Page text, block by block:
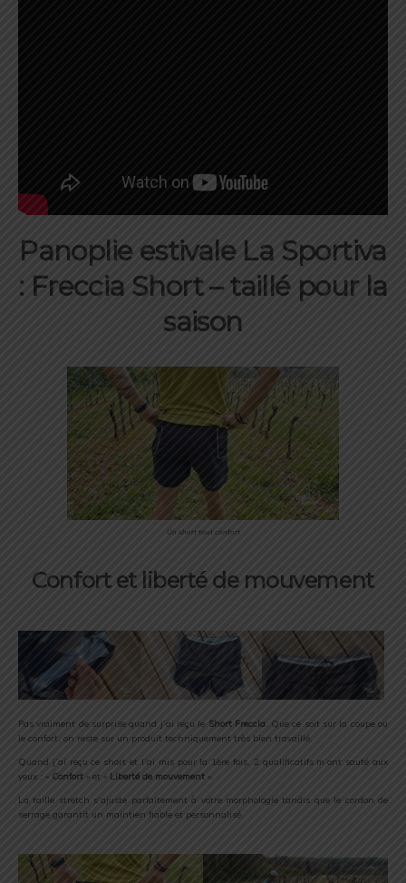
Panoplie estivale La Sportiva
: Freccia Short – taillé pour la
saison
Un short tout confort
Confort et liberté de mouvement
Pas vraiment de surprise quand j’ai reçu le Short Freccia. Que ce soit sur la coupe ou
le confort, on reste sur un produit techniquement très bien travaillé.
Quand j’ai reçu ce short et l’ai mis pour la 1ère fois, 2 qualificatifs m’ont sauté aux
yeux : « Confort » et « Liberté de mouvement ».
La taille stretch s’ajuste parfaitement à votre morphologie tandis que le cordon de
serrage garantit un maintien fiable et personnalisé.